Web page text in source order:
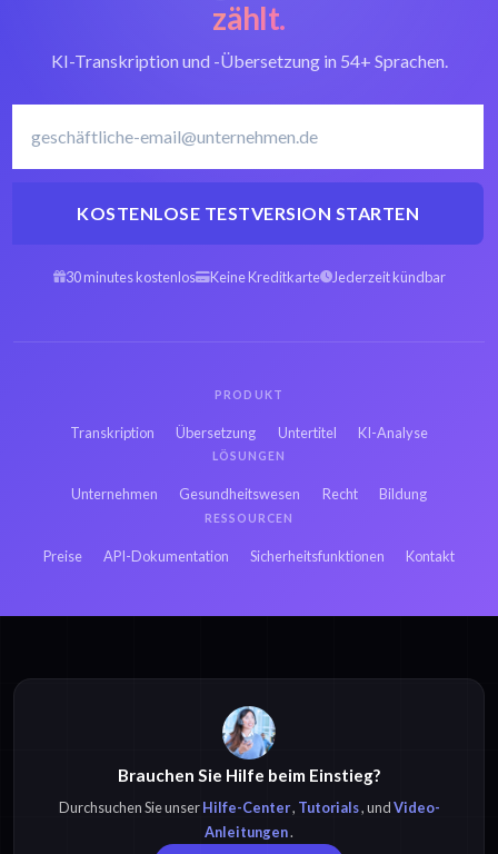
zählt.
KI-Transkription und -Übersetzung in 54+ Sprachen.
KOSTENLOSE TESTVERSION STARTEN
30 minutes kostenlos Keine Kreditkarte Jederzeit kündbar
PRODUKT
Transkription Übersetzung Untertitel KI-Analyse
LÖSUNGEN
Unternehmen Gesundheitswesen Recht Bildung
RESSOURCEN
Preise API-Dokumentation Sicherheitsfunktionen Kontakt
Brauchen Sie Hilfe beim Einstieg?
Durchsuchen Sie unserHilfe-Center, Tutorials, undVideo-
Anleitungen.